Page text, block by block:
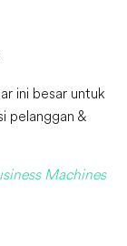
ini besar untuk
pelanggan &
Machines